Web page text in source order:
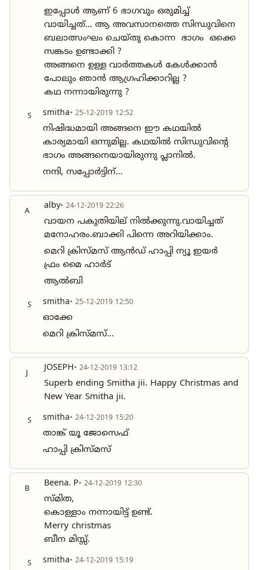
ഇപ്പോൾ ആണ് 6 ഭാഗവും ഒരുമിച്ച്
വായിച്ചത്... ആ അവസാനത്തെ സിന്ധുവിനെ
ബലാത്സംഘം ചെയ്തു കൊന്ന ഭാഗം ഒക്കെ
സങ്കടം ഉണ്ടാക്കി ?
അങ്ങനെ ഉള്ള വാർത്തകൾ കേൾക്കാൻ
പോലും ഞാൻ ആഗ്രഹിക്കാറില്ല ?
കഥ നന്നായിരുന്നു ?
S smitha• 25-12-2019 12:52
നിഷിദ്ധമായി അങ്ങനെ ഈ കഥയിൽ
കാര്യമായി ഒന്നുമില്ല. കഥയിൽ സിന്ധുവിന്റെ
ഭാഗം അങ്ങനെയായിരുന്നു പ്ലാനിൽ.
നന്ദി, സപ്പോർട്ടിന്...
A alby• 24-12-2019 22:26
വായന പകുതിയില് നിൽക്കുന്നു.വായിച്ചത്
മനോഹരം.ബാക്കി പിന്നെ അറിയിക്കാം.
മെറി ക്രിസ്മസ് ആൻഡ് ഹാപ്പി ന്യൂ ഇയർ
ഫ്രം മൈ ഹാർട്
ആൽബി
S smitha• 25-12-2019 12:50
ഓക്കേ
മെറി ക്രിസ്മസ്...
JOSEPH• 24-12-2019 13:12
Superb ending Smitha jii. Happy Christmas and
New Year Smitha jii.
S smitha• 24-12-2019 15:20
താങ്ക് യൂ ജോസെഫ്
ഹാപ്പി ക്രിസ്മസ്
B Beena. P• 24-12-2019 12:30
സ്മിത,
കൊള്ളാം നന്നായിട്ട് ഉണ്ട്.
Merry christmas
ബീന മിസ്സ്‌.
S smitha• 24-12-2019 15:19